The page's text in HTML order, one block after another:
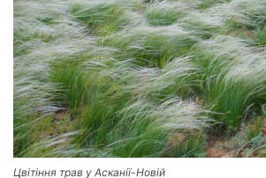
Цвітіння трав у Асканії-Новій